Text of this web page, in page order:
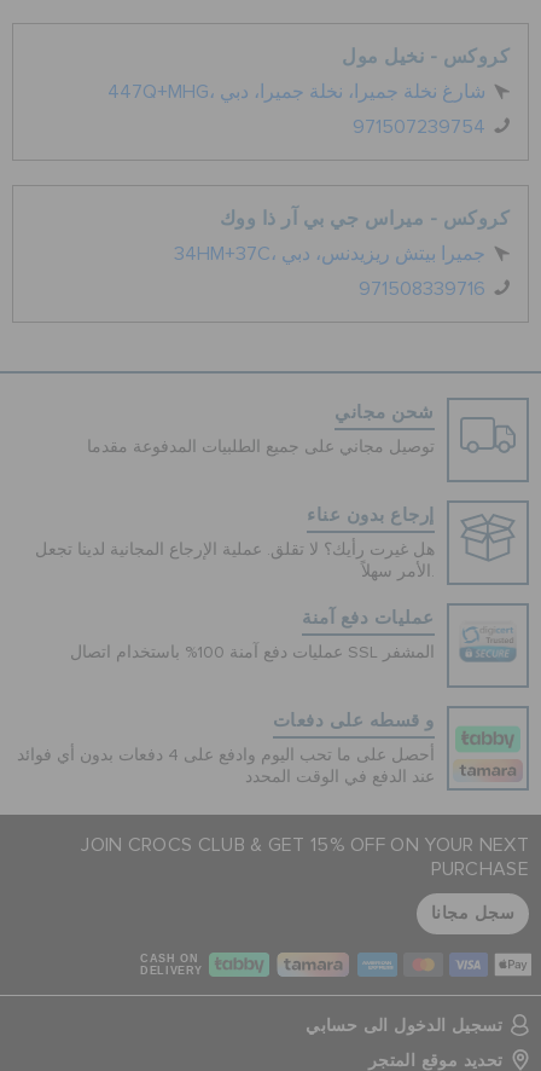
كروكس - نخيل مول
447Q+MHG، شارغ نخلة جميرا، نخلة جميرا، دبي
971507239754
كروكس - ميراس جي بي آر ذا ووك
34HM+37C، جميرا بيتش ريزيدنس، دبي
971508339716
شحن مجاني
توصيل مجاني على جميع الطلبيات المدفوعة مقدما
إرجاع بدون عناء
هل غيرت رأيك؟ لا تقلق. عملية الإرجاع المجانية لدينا تجعل
عمليات دفع آمنة
عمليات دفع آمنة 100% باستخدام اتصال SSL المشفر
و قسطه على دفعات
أحصل على ما تحب اليوم وادفع على 4 دفعات بدون أي فوائد
عند الدفع في الوقت المحدد
JOIN CROCS CLUB & GET 15% OFF ON YOUR NEXT
PURCHASE
سجل مجانا
CASH ON
DELIVERY
تسجيل الدخول الى حسابي
تحديد موقع المتجر